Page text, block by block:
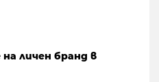
личен бранд в